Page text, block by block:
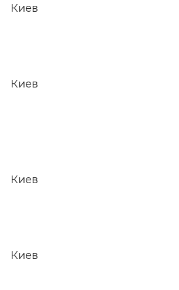
Киев
Киев
Киев
Киев